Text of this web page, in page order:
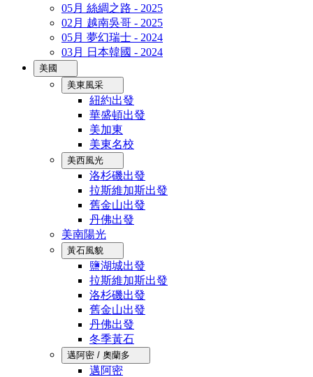
05月 絲綢之路 - 2025
02月 越南吳哥 - 2025
05月 夢幻瑞士 - 2024
03月 日本韓國 - 2024
美國
美東風采
紐約出發
華盛頓出發
美加東
美東名校
美西風光
洛杉磯出發
拉斯維加斯出發
舊金山出發
丹佛出發
美南陽光
黃石風貌
鹽湖城出發
拉斯維加斯出發
洛杉磯出發
舊金山出發
丹佛出發
冬季黃石
邁阿密 / 奧蘭多
邁阿密